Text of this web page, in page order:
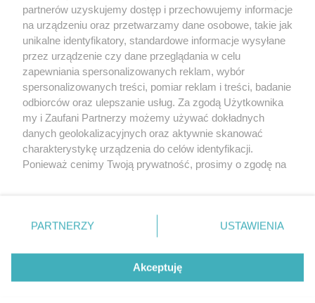
O FIRMIE POLITYKA PRYWATNOŚCI HOSTING
REKLAMA WSPÓŁPRACA RSS FACEBOOK KONTAKT
Nasze serwisy
Aktualności
Tcz24
Historia miasta
Muzyka i kultura
Archiwum wydarzeń
Zdjęcia miasta
partnerów uzyskujemy dostęp i przechowujemy informacje
na urządzeniu oraz przetwarzamy dane osobowe, takie jak
unikalne identyfikatory, standardowe informacje wysyłane
przez urządzenie czy dane przeglądania w celu
zapewniania spersonalizowanych reklam, wybór
spersonalizowanych treści, pomiar reklam i treści, badanie
odbiorców oraz ulepszanie usług. Za zgodą Użytkownika
my i Zaufani Partnerzy możemy używać dokładnych
danych geolokalizacyjnych oraz aktywnie skanować
charakterystykę urządzenia do celów identyfikacji.
Ponieważ cenimy Twoją prywatność, prosimy o zgodę na
znajdujący się w lewym dolnym rogu strony
. Niektóre
przetwarzaniu. Preferencje będą miały zastosowania tylko
PARTNERZY USTAWIENIA
Akceptuję